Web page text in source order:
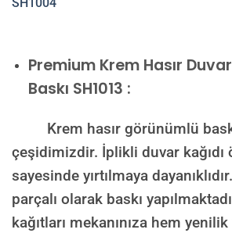
Premium Krem Hasır
Baskı SH1013 :
Krem hasır görünümlü baskı
çeşidimizdir. İplikli duvar kağıdı
sayesinde yırtılmaya
parçalı olarak baskı
kağıtları mekanınıza hem